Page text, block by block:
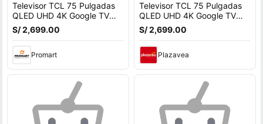
Televisor TCL 75 Pulgadas
QLED UHD 4K Google TV
75T6C + Antena Digital
S/ 2,699.00
Promart
Televisor TCL 75 Pulgadas
QLED UHD 4K Google TV
75T6C + Antena Digital
S/ 2,699.00
Plazavea